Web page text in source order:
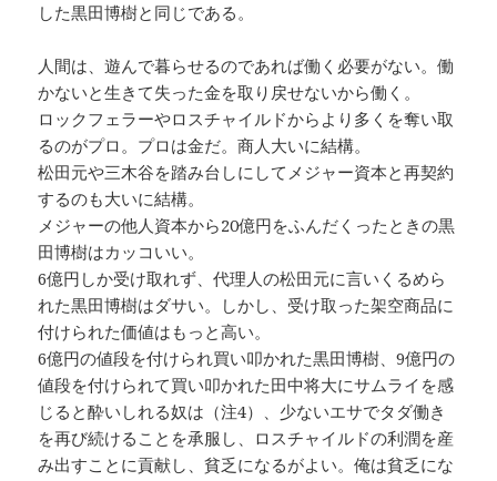
した黒田博樹と同じである。
人間は、遊んで暮らせるのであれば働く必要がない。働
かないと生きて失った金を取り戻せないから働く。
ロックフェラーやロスチャイルドからより多くを奪い取
るのがプロ。プロは金だ。商人大いに結構。
松田元や三木谷を踏み台しにしてメジャー資本と再契約
するのも大いに結構。
メジャーの他人資本から20億円をふんだくったときの黒
田博樹はカッコいい。
6億円しか受け取れず、代理人の松田元に言いくるめら
れた黒田博樹はダサい。しかし、受け取った架空商品に
付けられた価値はもっと高い。
6億円の値段を付けられ買い叩かれた黒田博樹、9億円の
値段を付けられて買い叩かれた田中将大にサムライを感
じると酔いしれる奴は（注4）、少ないエサでタダ働き
を再び続けることを承服し、ロスチャイルドの利潤を産
み出すことに貢献し、貧乏になるがよい。俺は貧乏にな